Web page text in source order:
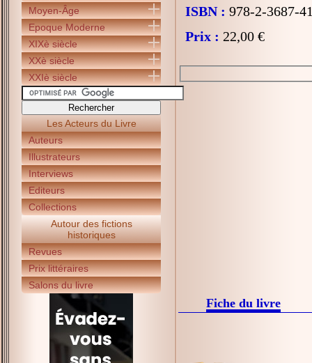
Moyen-Âge
Epoque Moderne
XIXè siècle
XXè siècle
XXIè siècle
Les Acteurs du Livre
Auteurs
Illustrateurs
Interviews
Editeurs
Collections
Autour des fictions
historiques
Revues
Prix littéraires
Salons du livre
ISBN : 978-2-3687-
Prix : 22,00 €
Fiche du livre